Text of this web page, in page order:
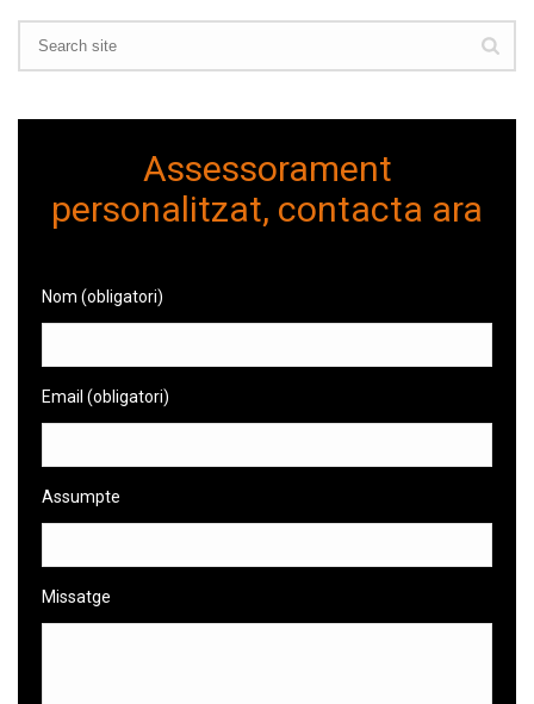
Assessorament
personalitzat, contacta ara
Nom (obligatori)
Email (obligatori)
Assumpte
Missatge